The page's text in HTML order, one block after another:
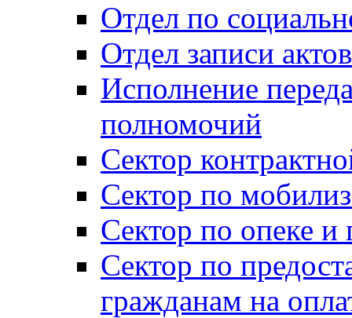
Отдел по
Отдел записи
Исполнение
полномочий
Сектор
Сектор по
Сектор по опеке и
Сектор по
гражданам на